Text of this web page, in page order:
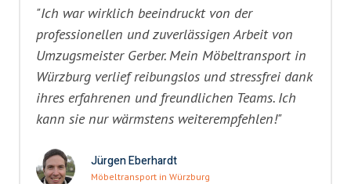
"Ich war wirklich beeindruckt von der
professionellen und zuverlässigen Arbeit von
Umzugsmeister Gerber. Mein Möbeltransport in
Würzburg verlief reibungslos und stressfrei dank
ihres erfahrenen und freundlichen Teams. Ich
kann sie nur wärmstens weiterempfehlen!"
Jürgen Eberhardt
Möbeltransport in Würzburg